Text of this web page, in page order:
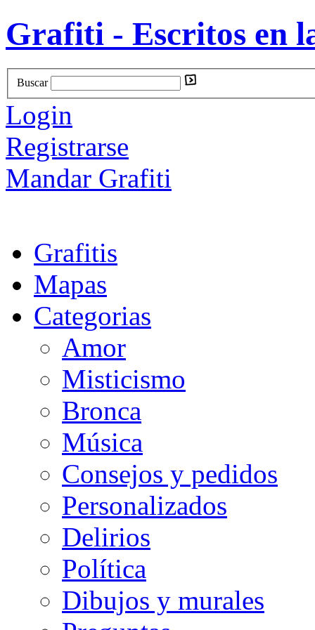
Grafiti - Escritos en
Buscar
Login
Registrarse
Mandar Grafiti
Grafitis
Mapas
Categorias
Amor
Misticismo
Bronca
Música
Consejos y pedidos
Personalizados
Delirios
Política
Dibujos y murales